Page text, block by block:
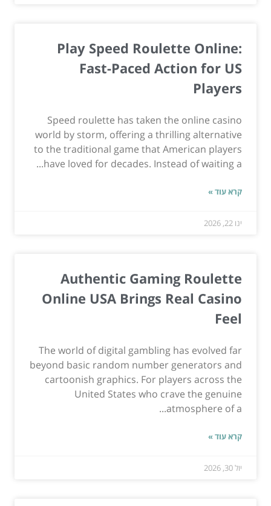
Play Speed Roulette Online:
Fast-Paced Action for US
Players
Speed roulette has taken the online casino
world by storm, offering a thrilling alternative
to the traditional game that American players
have loved for decades. Instead of waiting a...
קרא עוד »
ינו 22, 2026
Authentic Gaming Roulette
Online USA Brings Real Casino
Feel
The world of digital gambling has evolved far
beyond basic random number generators and
cartoonish graphics. For players across the
United States who crave the genuine
atmosphere of a...
קרא עוד »
יול 30, 2026